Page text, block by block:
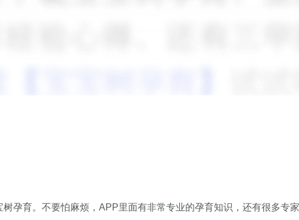
孕育。不要怕麻烦，APP里面有非常专业的孕育知识，还有很多专